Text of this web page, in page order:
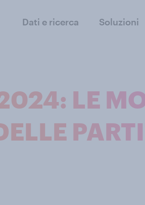
Dati e ricerca Soluzioni
LE